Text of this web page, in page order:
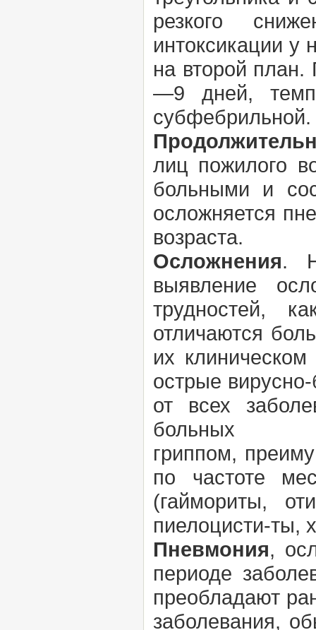
резкого
интоксикации у
на второй план.
—9 дней,
субфебрильной.
лиц пожилого
больными и
осложняется
возраста.
Осложнения.
выявление
трудностей,
отличаются
их
острые
от всех
больных
гриппом,
по частоте
(гаймориты,
пиелоцисти-ты,
Пневмония,
периоде
преобладают
заболевания,